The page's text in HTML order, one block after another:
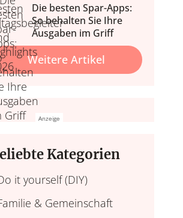
Möbel
Wellness daheim, Düfte,
Die besten Spar-Apps:
So behalten Sie Ihre
Ausgaben im Griff
Weitere Artikel
Kategorien
it yourself (DIY)
& Gemeinschaft